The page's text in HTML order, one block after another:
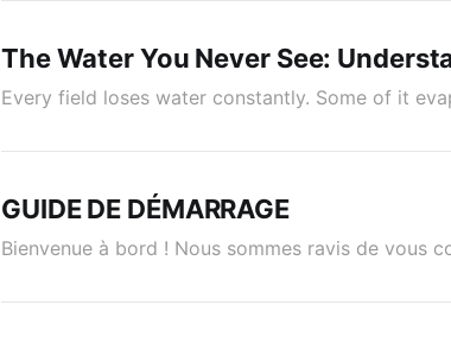
The Water You Never See:
Every field loses water constantly. Some of it
GUIDE DE DÉMARRAGE
Bienvenue à bord ! Nous sommes ravis de vous